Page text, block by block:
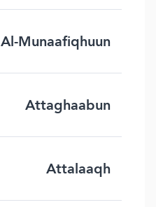
Al-Munaafiqhuun
Attaghaabun
Attalaaqh